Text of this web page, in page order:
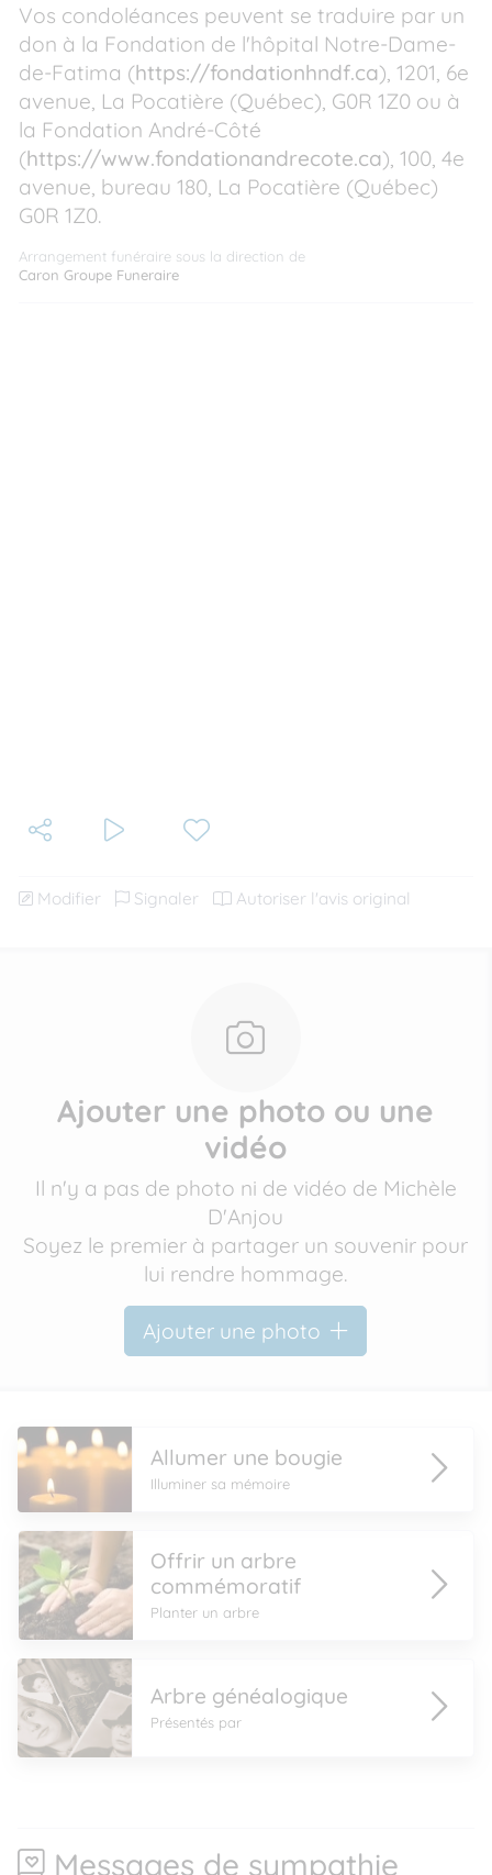
Vos condoléances peuvent se traduire par un
don à la Fondation de l'hôpital Notre-Dame-
de-Fatima (https://fondationhndf.ca), 1201, 6e
avenue, La Pocatière (Québec), G0R 1Z0 ou à
la Fondation André-Côté
(https://www.fondationandrecote.ca), 100, 4e
avenue, bureau 180, La Pocatière (Québec)
G0R 1Z0.
Arrangement funéraire sous la direction de
Caron Groupe Funeraire
Modifier Signaler Autoriser l'avis original
Ajouter une photo ou une
vidéo
Il n'y a pas de photo ni de vidéo de Michèle
D'Anjou
Soyez le premier à partager un souvenir pour
lui rendre hommage.
Ajouter une photo
Allumer une bougie
Illuminer sa mémoire
Offrir un arbre
commémoratif
Planter un arbre
Arbre généalogique
Présentés par
Messages de sympathie